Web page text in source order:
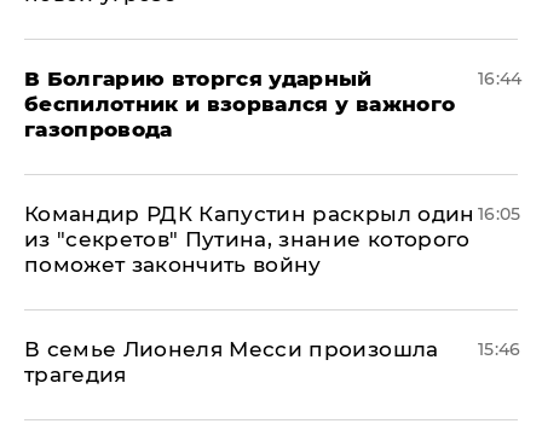
В Болгарию вторгся ударный
беспилотник и взорвался у важного
газопровода
16:44
Командир РДК Капустин раскрыл один
из "секретов" Путина, знание которого
поможет закончить войну
16:05
В семье Лионеля Месси произошла
трагедия
15:46